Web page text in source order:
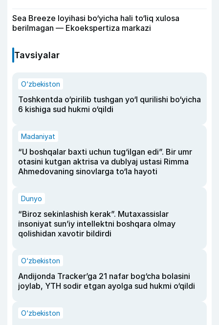
Sea Breeze loyihasi bo‘yicha hali to‘liq xulosa
berilmagan — Ekoekspertiza markazi
Tavsiyalar
O‘zbekiston
Toshkentda o‘pirilib tushgan yo‘l qurilishi bo‘yicha
6 kishiga sud hukmi o‘qildi
Madaniyat
“U boshqalar baxti uchun tug‘ilgan edi”. Bir umr
otasini kutgan aktrisa va dublyaj ustasi Rimma
Ahmedovaning sinovlarga to‘la hayoti
Dunyo
“Biroz sekinlashish kerak”. Mutaxassislar
insoniyat sun’iy intellektni boshqara olmay
qolishidan xavotir bildirdi
O‘zbekiston
Andijonda Tracker’ga 21 nafar bog‘cha bolasini
joylab, YTH sodir etgan ayolga sud hukmi o‘qildi
O‘zbekiston